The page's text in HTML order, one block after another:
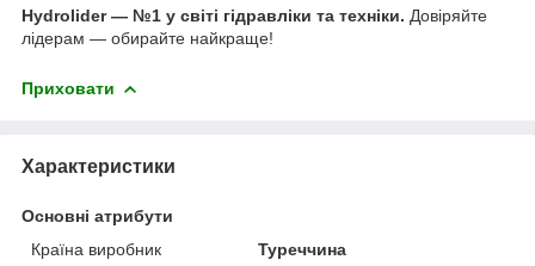
Hydrolider — №1 у світі гідравліки та техніки. Довіряйте
лідерам — обирайте найкраще!
Приховати
Характеристики
Основні атрибути
Країна виробник
Туреччина